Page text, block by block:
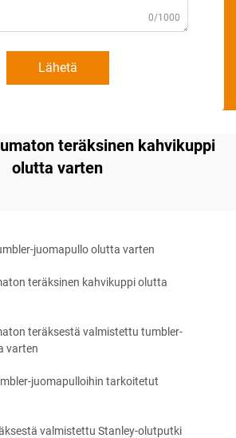
0/1000
Lähetä
teräksinen kahvikuppi
olutta varten
juomapullo olutta varten
teräksinen kahvikuppi olutta
teräksestä valmistettu tumbler-
varten
juomapulloihin tarkoitetut
valmistettu Stanley-olutputki